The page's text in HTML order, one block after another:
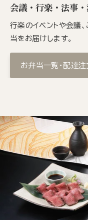
会議・行楽・法事
行楽のイベントや会議
当をお届けします。
お弁当一覧・配達注